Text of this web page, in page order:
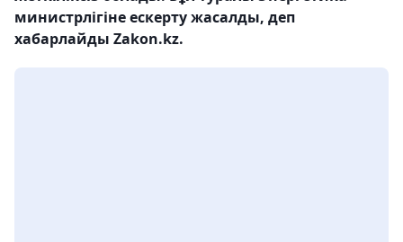
министрлігіне ескерту жасалды, деп
хабарлайды Zakon.kz.